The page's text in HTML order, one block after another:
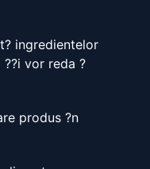
ingredientelor
vor reda ?
produs ?n